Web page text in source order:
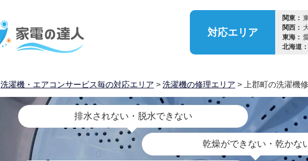
対応エリア
関東：
関西：
東海：
北海道：
洗濯機・エアコンサービス毎の対応エリア > 洗濯機の修理エリア > 上郡町の洗濯機
排水されない・脱水できない
乾燥ができない・乾かな